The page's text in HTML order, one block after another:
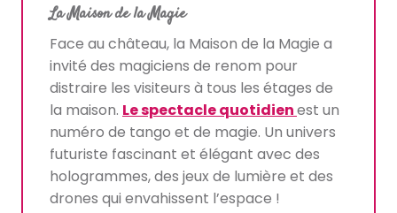
La Maison de la Magie
Face au château, la Maison de la Magie a
invité des magiciens de renom pour
distraire les visiteurs à tous les étages de
la maison. Le spectacle quotidienest un
numéro de tango et de magie. Un univers
futuriste fascinant et élégant avec des
hologrammes, des jeux de lumière et des
drones qui envahissent l’espace !